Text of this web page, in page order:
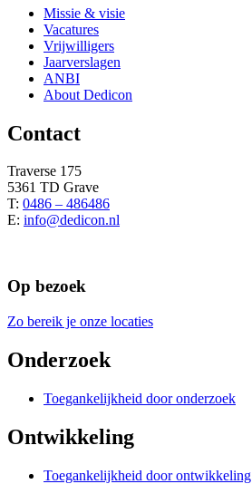
Missie & visie
Vacatures
Vrijwilligers
Jaarverslagen
ANBI
About Dedicon
Contact
Traverse 175
5361 TD Grave
T: 0486 – 486486
E: info@dedicon.nl
Op bezoek
Zo bereik je onze locaties
Onderzoek
Toegankelijkheid door onderzoek
Ontwikkeling
Toegankelijkheid door ontwikkeling